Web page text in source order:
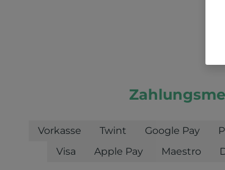
Vorkasse Twint Google Pay
Visa
Apple Pay Maestro